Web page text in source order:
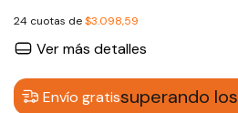
24 cuotas de$3.098,59
Ver más detalles
Envío gratissuperando los